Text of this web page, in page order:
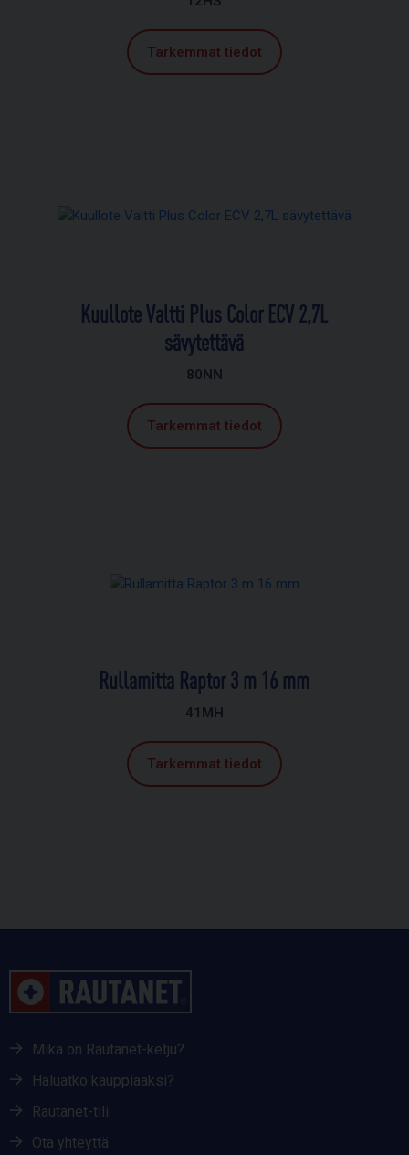
Tarkemmat tiedot
Kuullote Valtti Plus Color ECV 2,7L
sävytettävä
80NN
Tarkemmat tiedot
Rullamitta Raptor 3 m 16 mm
41MH
Tarkemmat tiedot
Mikä on Rautanet-ketju?
Haluatko kauppiaaksi?
Rautanet-tili
Ota yhteyttä